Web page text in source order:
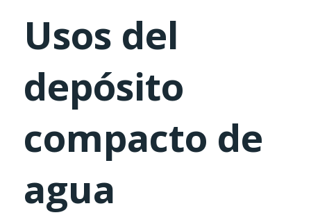
Usos del
depósito
compacto de
agua